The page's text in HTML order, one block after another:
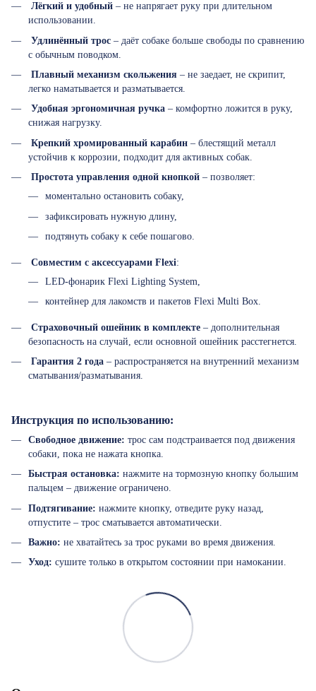
Лёгкий и удобный – не напрягает руку при длительном
использовании.
Удлинённый трос – даёт собаке больше свободы по сравнению
с обычным поводком.
Плавный механизм скольжения – не заедает, не скрипит,
легко наматывается и разматывается.
Удобная эргономичная ручка – комфортно ложится в руку,
снижая нагрузку.
Крепкий хромированный карабин – блестящий металл
устойчив к коррозии, подходит для активных собак.
Простота управления одной кнопкой – позволяет:
моментально остановить собаку,
зафиксировать нужную длину,
подтянуть собаку к себе пошагово.
Совместим с аксессуарами Flexi:
LED-фонарик Flexi Lighting System,
контейнер для лакомств и пакетов Flexi Multi Box.
Страховочный ошейник в комплекте – дополнительная
безопасность на случай, если основной ошейник расстегнется.
Гарантия 2 года – распространяется на внутренний механизм
сматывания/разматывания.
Инструкция по использованию:
Свободное движение: трос сам подстраивается под движения
собаки, пока не нажата кнопка.
Быстрая остановка: нажмите на тормозную кнопку большим
пальцем – движение ограничено.
Подтягивание: нажмите кнопку, отведите руку назад,
отпустите – трос сматывается автоматически.
Важно: не хватайтесь за трос руками во время движения.
Уход: сушите только в открытом состоянии при намокании.